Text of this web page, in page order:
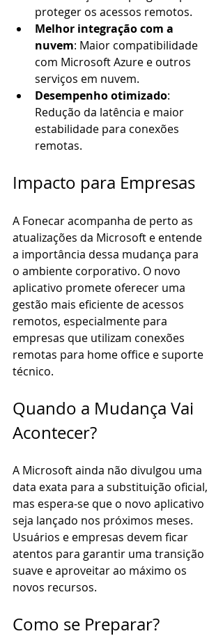
proteger os acessos remotos.
Melhor integração com a
nuvem: Maior compatibilidade
com Microsoft Azure e outros
serviços em nuvem.
Desempenho otimizado:
Redução da latência e maior
estabilidade para conexões
remotas.
Impacto para Empresas
A Fonecar acompanha de perto as
atualizações da Microsoft e entende
a importância dessa mudança para
o ambiente corporativo. O novo
aplicativo promete oferecer uma
gestão mais eficiente de acessos
remotos, especialmente para
empresas que utilizam conexões
remotas para home office e suporte
técnico.
Quando a Mudança Vai
Acontecer?
A Microsoft ainda não divulgou uma
data exata para a substituição oficial,
mas espera-se que o novo aplicativo
seja lançado nos próximos meses.
Usuários e empresas devem ficar
atentos para garantir uma transição
suave e aproveitar ao máximo os
novos recursos.
Como se Preparar?